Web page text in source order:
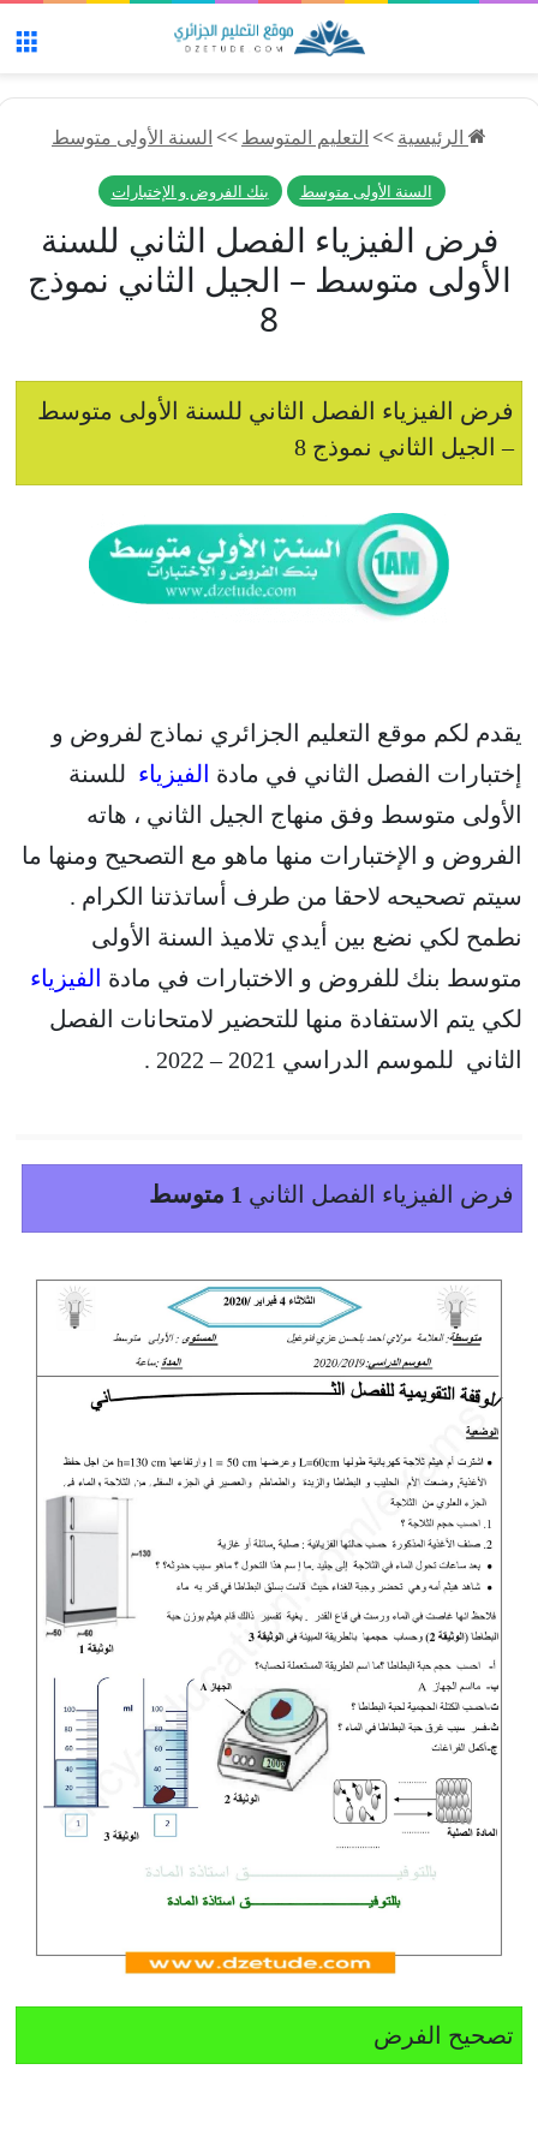
الرئيسية>>التعليم المتوسط>>السنة الأولى متوسط
السنة الأولى متوسط بنك الفروض و الإختبارات
فرض الفيزياء الفصل الثاني للسنة
الأولى متوسط – الجيل الثاني نموذج
8
فرض الفيزياء الفصل الثاني للسنة الأولى متوسط
– الجيل الثاني نموذج 8
يقدم لكم موقع التعليم الجزائري نماذج لفروض و
إختبارات الفصل الثاني في مادة الفيزياء للسنة
الأولى متوسط وفق منهاج الجيل الثاني ، هاته
الفروض و الإختبارات منها ماهو مع التصحيح ومنها ما
سيتم تصحيحه لاحقا من طرف أساتذتنا الكرام .
نطمح لكي نضع بين أيدي تلاميذ السنة الأولى
متوسط بنك للفروض و الاختبارات في مادة الفيزياء
لكي يتم الاستفادة منها للتحضير لامتحانات الفصل
الثاني للموسم الدراسي 2021 – 2022 .
فرض الفيزياء الفصل الثاني 1 متوسط
تصحيح الفرض